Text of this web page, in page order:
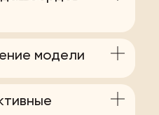
модели